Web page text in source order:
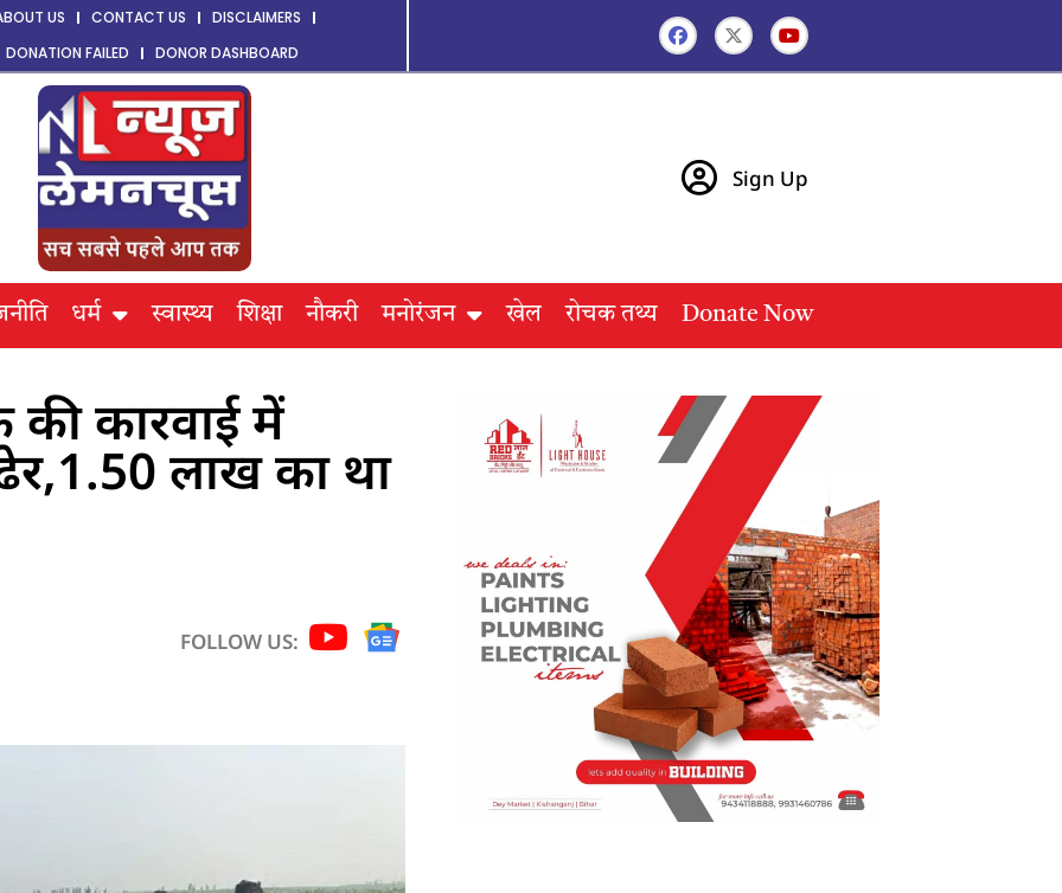
US CONTACT US
DISCLAIMERS
DONATION FAILED DONOR DASHBOARD
Sign Up
धर्म स्वास्थ्य शिक्षा नौकरी मनोरंजन खेल रोचक तथ्य Donate Now
कारवाई में
लाख का था
FOLLOW US: